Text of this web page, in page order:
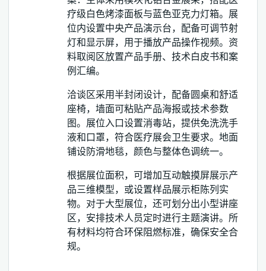
疗级白色烤漆面板与蓝色亚克力灯箱。展
位内设置中央产品演示台，配备可调节射
灯和显示屏，用于播放产品操作视频。资
料取阅区放置产品手册、技术白皮书和案
例汇编。
洽谈区采用半封闭设计，配备圆桌和舒适
座椅，墙面可粘贴产品海报或技术参数
图。展位入口设置消毒站，提供免洗洗手
液和口罩，符合医疗展会卫生要求。地面
铺设防滑地毯，颜色与整体色调统一。
根据展位面积，可增加互动触摸屏展示产
品三维模型，或设置样品展示柜陈列实
物。对于大型展位，还可划分出小型讲座
区，安排技术人员定时进行主题演讲。所
有材料均符合环保阻燃标准，确保安全合
规。